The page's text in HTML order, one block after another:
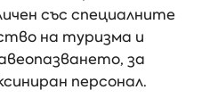
със специалните
на туризма и
за
персонал.